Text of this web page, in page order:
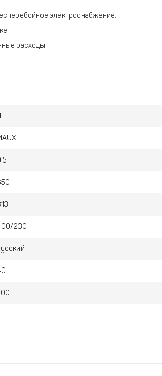
электроснабжение.
расходы.
230